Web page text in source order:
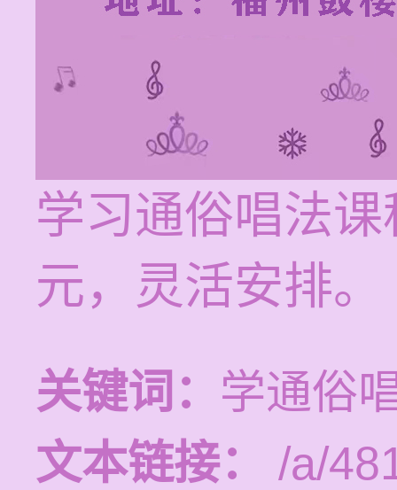
学习通俗唱法
元，灵活安排。
关键词： 学通俗
文本链接：
/a/